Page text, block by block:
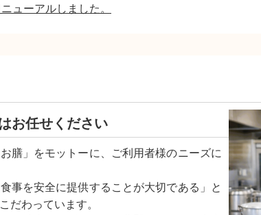
ューアルしました。
お任せください
膳」をモットーに、ご利用者様のニーズに
事を安全に提供することが大切である」と
だわっています。